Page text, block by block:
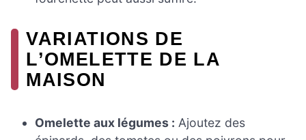
VARIATIONS DE
L’OMELETTE DE LA
MAISON
Omelette aux légumes : Ajoutez des